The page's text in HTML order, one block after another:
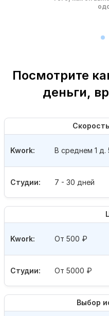
Посмотрите
деньги,
Студии: 7 - 30 дней
Kwork: В среднем 1 д.
Студии: От 5000 ₽
Kwork: От 500 ₽
Выбор